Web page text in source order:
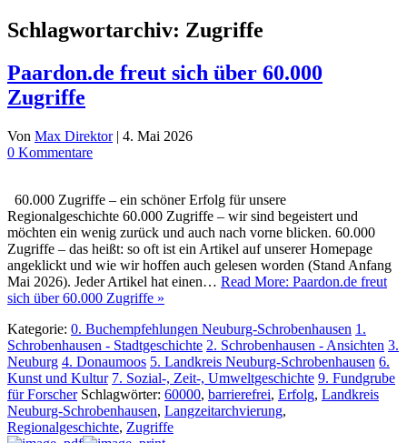
Schlagwortarchiv: Zugriffe
Paardon.de freut sich über 60.000
Zugriffe
Von Max Direktor | 4. Mai 2026
0 Kommentare
60.000 Zugriffe – ein schöner Erfolg für unsere
Regionalgeschichte 60.000 Zugriffe – wir sind begeistert und
möchten ein wenig zurück und auch nach vorne blicken. 60.000
Zugriffe – das heißt: so oft ist ein Artikel auf unserer Homepage
angeklickt und wie wir hoffen auch gelesen worden (Stand Anfang
Mai 2026). Jeder Artikel hat einen… Read More: Paardon.de freut
sich über 60.000 Zugriffe »
Kategorie: 0. Buchempfehlungen Neuburg-Schrobenhausen 1.
Schrobenhausen - Stadtgeschichte 2. Schrobenhausen - Ansichten 3.
Neuburg 4. Donaumoos 5. Landkreis Neuburg-Schrobenhausen 6.
Kunst und Kultur 7. Sozial-, Zeit-, Umweltgeschichte 9. Fundgrube
für Forscher Schlagwörter: 60000, barrierefrei, Erfolg, Landkreis
Neuburg-Schrobenhausen, Langzeitarchvierung,
Regionalgeschichte, Zugriffe